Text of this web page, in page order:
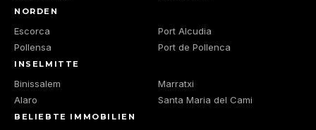
NORDEN
Escorca
Pollensa
Port Alcudia
Port de Pollenca
INSELMITTE
Binissalem
Alaro
Marratxi
Santa Maria del Cami
BELIEBTE IMMOBILIEN